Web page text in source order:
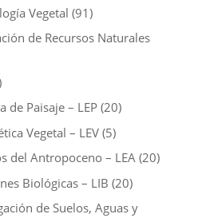
Vegetal (91)
de Recursos Naturales
de Paisaje – LEP(20)
Vegetal – LEV(5)
del Antropoceno – LEA(20)
Biológicas – LIB (20)
de Suelos, Aguas y